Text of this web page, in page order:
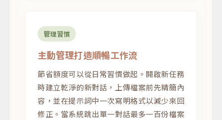
管理習慣
主動管理打造順暢工作流
節省額度可以從日常習慣做起。開啟新任務
時建立乾淨的新對話，上傳檔案前先精簡內
容，並在提示詞中一次寫明格式以減少來回
修正。當系統跳出單一對話最多一百份檔案